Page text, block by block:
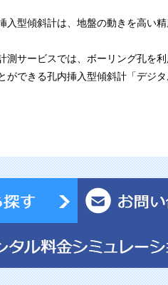
入型傾斜計は、地盤の動きを高い
測サービスでは、ボーリング孔を
ができる孔内挿入型傾斜計「デジ